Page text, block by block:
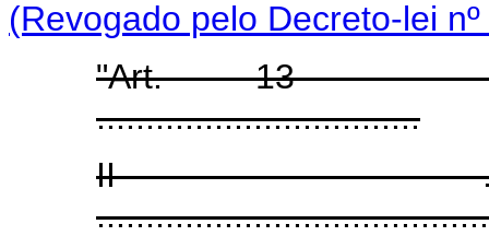
(Revogado pelo Decreto-lei
"Art. 13 -
.................................
II -